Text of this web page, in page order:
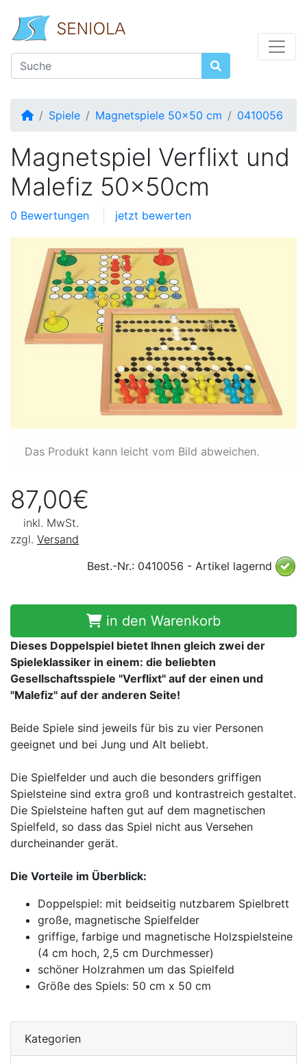
Startseite
Spiele Magnetspiele 50x50 cm 0410056
Magnetspiel Verflixt und
Malefiz 50x50cm
0 Bewertungen jetzt bewerten
Das Produkt kann leicht vom Bild abweichen.
87,00€
inkl. MwSt.
zzgl. Versand
Best.-Nr.: 0410056 - Artikel lagernd
in den Warenkorb
Dieses Doppelspiel bietet Ihnen gleich zwei der
Spieleklassiker in einem: die beliebten
Gesellschaftsspiele "Verflixt" auf der einen und
"Malefiz" auf der anderen Seite!
Beide Spiele sind jeweils für bis zu vier Personen
geeignet und bei Jung und Alt beliebt.
Die Spielfelder und auch die besonders griffigen
Spielsteine sind extra groß und kontrastreich gestaltet.
Die Spielsteine haften gut auf dem magnetischen
Spielfeld, so dass das Spiel nicht aus Versehen
durcheinander gerät.
Die Vorteile im Überblick:
Doppelspiel: mit beidseitig nutzbarem Spielbrett
große, magnetische Spielfelder
griffige, farbige und magnetische Holzspielsteine
(4 cm hoch, 2,5 cm Durchmesser)
schöner Holzrahmen um das Spielfeld
Größe des Spiels: 50 cm x 50 cm
Kategorien